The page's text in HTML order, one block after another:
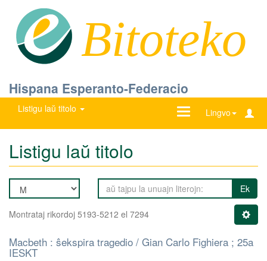
Bitoteko
Hispana Esperanto-Federacio
Listigu laŭ titolo Lingvo
Ŝanĝu
Listigu laŭ titolo
Ek
Montrataj rikordoj 5193-5212 el 7294
Macbeth : ŝekspira tragedio / Gian Carlo Fighiera ; 25a
IESKT